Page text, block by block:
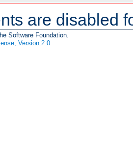
are disabled
Software Foundation.
Version 2.0.